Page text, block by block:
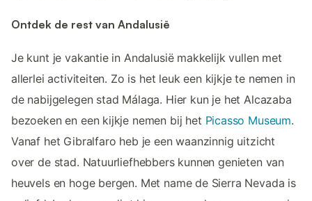
Ontdek de rest van Andalusië
Je kunt je vakantie in Andalusië makkelijk vullen met
allerlei activiteiten. Zo is het leuk een kijkje te nemen in
de nabijgelegen stad Málaga. Hier kun je het Alcazaba
bezoeken en een kijkje nemen bij het Picasso Museum.
Vanaf het Gibralfaro heb je een waanzinnig uitzicht
over de stad. Natuurliefhebbers kunnen genieten van
heuvels en hoge bergen. Met name de Sierra Nevada is